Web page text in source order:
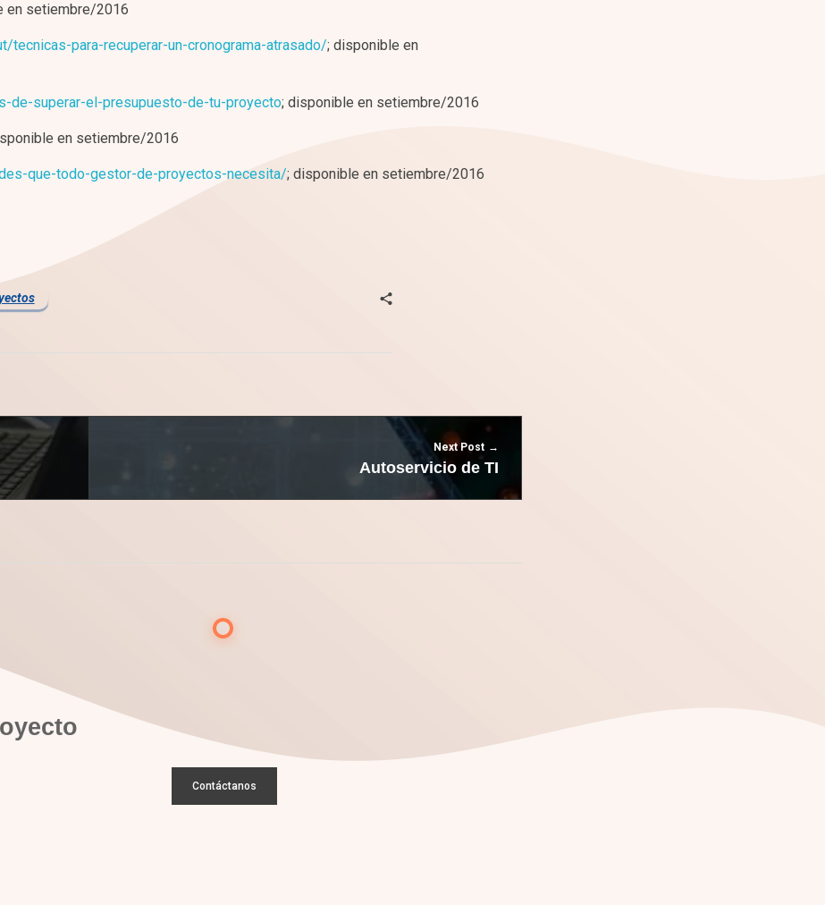
en setiembre/2016
para-recuperar-un-cronograma-atrasado/; disponible en
de-superar-el-presupuesto-de-tu-proyecto; disponible en setiembre/2016
en setiembre/2016
que-todo-gestor-de-proyectos-necesita/; disponible en setiembre/2016
Next Post
Autoservicio de TI
Contáctanos